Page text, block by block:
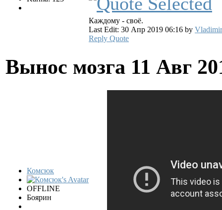
Каждому - своё.
Last Edit: 30 Апр 2019 06:16 by
Reply Quote
Вынос мозга 11 Авг
Комсюк
OFFLINE
Боярин